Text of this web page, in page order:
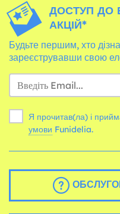
ДОСТУП ДО
АКЦІЙ*
Будьте першим, хто
зареєструвавши свою
Я прочитав(ла) і
умови Funidelia.